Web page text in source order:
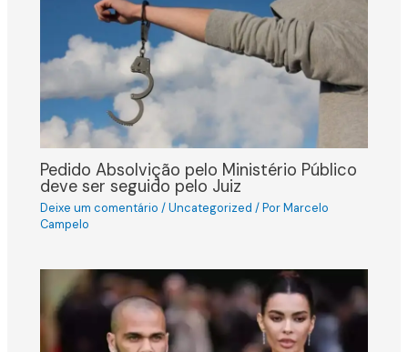
Pedido Absolvição pelo Ministério Público
deve ser seguido pelo Juiz
Deixe um comentário /Uncategorized / PorMarcelo
Campelo